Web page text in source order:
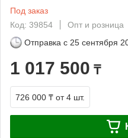
Под заказ
Код: 39854
Опт и розница
Отправка с 25 сентября
1 017 500 ₸
726 000 ₸ от 4 шт.